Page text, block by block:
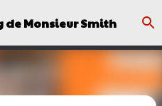
principal
de Monsieur Smith